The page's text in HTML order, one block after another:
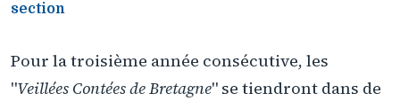
section
Pour la troisième année consécutive, les
"Veillées Contées de Bretagne" se tiendront dans de